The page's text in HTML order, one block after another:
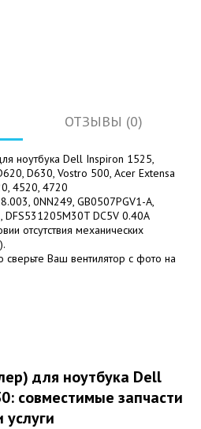
ОТЗЫВЫ (0)
ноутбука Dell Inspiron 1525,
D630, Vostro 500, Acer Extensa
4520, 4720
0NN249, GB0507PGV1-A,
DFS531205M30T DC5V 0.40A
отсутствия механических
сверьте Ваш вентилятор с фото на
для ноутбука Dell
совместимые запчасти
услуги